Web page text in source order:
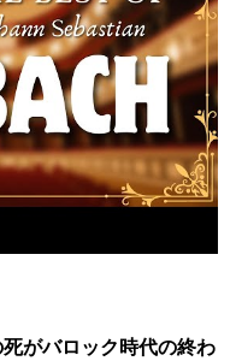
がバロック時代の終わ